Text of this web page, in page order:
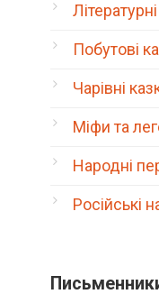
Побутові
Чарівні
Міфи та
Народні
Російські